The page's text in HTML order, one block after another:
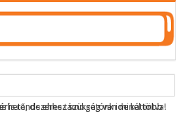
is rendszeres támogatónk ide kattintva!